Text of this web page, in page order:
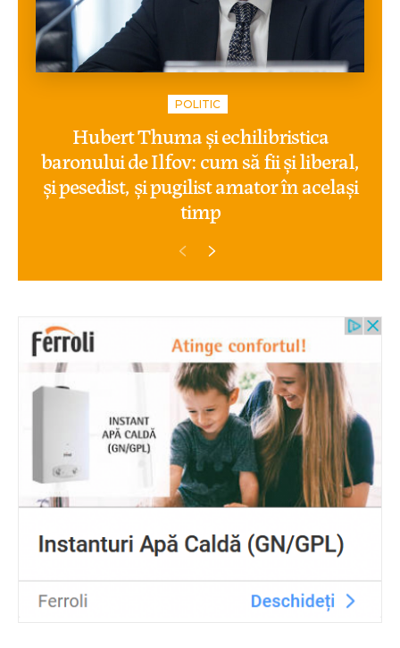
POLITIC
Hubert Thuma și echilibristica
baronului de Ilfov: cum să fii și liberal,
și pesedist, și pugilist amator în același
timp